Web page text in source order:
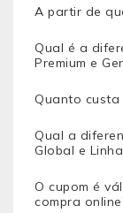
A partir de
Qual é a
Premium e
Quanto
Qual a
Global e
O cupom é
compra